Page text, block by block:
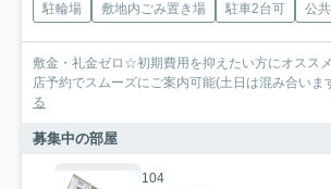
駐輪場 敷地内ごみ置き場 駐車2台可 公
敷金・礼金ゼロ☆初期費用を抑えたい方にオス
店予約でスムーズにご案内可能(土日は混み合いま
る
募集中の部屋
104